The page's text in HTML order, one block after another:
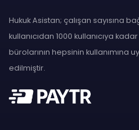
Hukuk Asistan; çalışan sayısına
kullanıcıdan 1000 kullanıcıya
bürolarının hepsinin kullanımına
edilmiştir.